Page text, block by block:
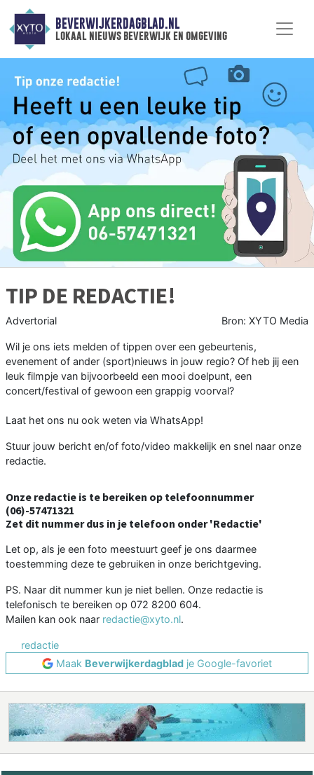
BEVERWIJKERDAGBLAD.NL
lokaal nieuws beverwijk en omgeving
TIP DE REDACTIE!
Advertorial Bron: XYTO Media
Wil je ons iets melden of tippen over een gebeurtenis,
evenement of ander (sport)nieuws in jouw regio? Of heb jij een
leuk filmpje van bijvoorbeeld een mooi doelpunt, een
concert/festival of gewoon een grappig voorval?
Laat het ons nu ook weten via WhatsApp!
Stuur jouw bericht en/of foto/video makkelijk en snel naar onze
redactie.
Onze redactie is te bereiken op telefoonnummer
(06)-57471321
Zet dit nummer dus in je telefoon onder 'Redactie'
Let op, als je een foto meestuurt geef je ons daarmee
toestemming deze te gebruiken in onze berichtgeving.
PS. Naar dit nummer kun je niet bellen. Onze redactie is
telefonisch te bereiken op 072 8200 604.
Mailen kan ook naar redactie@xyto.nl.
redactie
Maak Beverwijkerdagblad je Google-favoriet